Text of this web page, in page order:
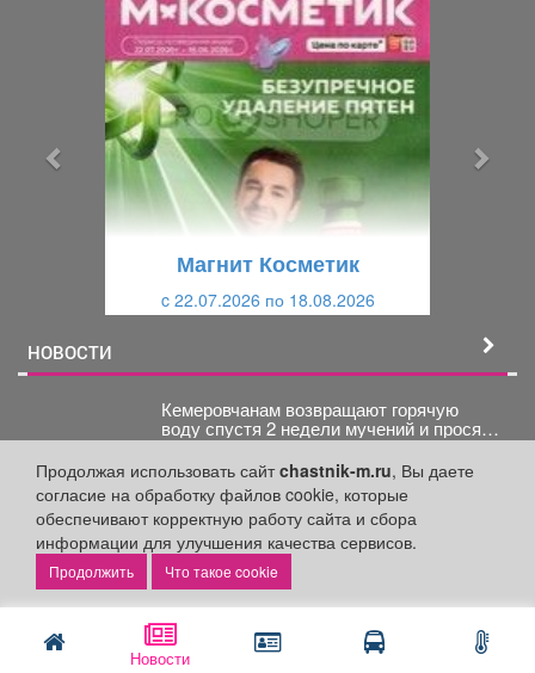
Новости
Магнит Косметик
c 22.07.2026 по 18.08.2026
НОВОСТИ
Кемеровчанам возвращают горячую
воду спустя 2 недели мучений и просят
ещё потерпеть
страдала от холодной воды, постепенно
получает назад благо цивилизации. Кому-то...
А вы знали, что переизбыток калорий
приводит к жировой болезни печени?
Принято думать, что проблемы с этим органом -
Жительница Киселевска больше года
Продолжая использовать сайтchastnik-m.ru, Вы даете
согласие на обработку файлов cookie, которые
обеспечивают корректную работу сайта и сбора
информации для улучшения качества сервисов.
Что такое cookie